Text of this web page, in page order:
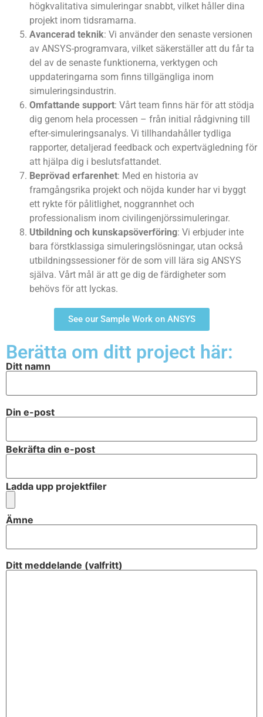
högkvalitativa simuleringar snabbt, vilket håller dina
projekt inom tidsramarna.
Avancerad teknik: Vi använder den senaste versionen
av ANSYS-programvara, vilket säkerställer att du får ta
del av de senaste funktionerna, verktygen och
uppdateringarna som finns tillgängliga inom
simuleringsindustrin.
Omfattande support: Vårt team finns här för att stödja
dig genom hela processen – från initial rådgivning till
efter-simuleringsanalys. Vi tillhandahåller tydliga
rapporter, detaljerad feedback och expertvägledning för
att hjälpa dig i beslutsfattandet.
Beprövad erfarenhet: Med en historia av
framgångsrika projekt och nöjda kunder har vi byggt
ett rykte för pålitlighet, noggrannhet och
professionalism inom civilingenjörssimuleringar.
Utbildning och kunskapsöverföring: Vi erbjuder inte
bara förstklassiga simuleringslösningar, utan också
utbildningssessioner för de som vill lära sig ANSYS
själva. Vårt mål är att ge dig de färdigheter som
behövs för att lyckas.
See our Sample Work on ANSYS
Berätta om ditt project här:
Ditt namn
Din e-post
Bekräfta din e-post
Ladda upp projektfiler
Ämne
Ditt meddelande (valfritt)